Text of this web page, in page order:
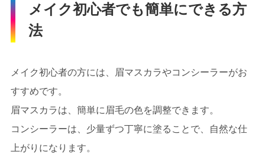
メイク初心者でも簡単にできる方
法
メイク初心者の方には、眉マスカラやコンシーラーがお
すすめです。
眉マスカラは、簡単に眉毛の色を調整できます。
コンシーラーは、少量ずつ丁寧に塗ることで、自然な仕
上がりになります。